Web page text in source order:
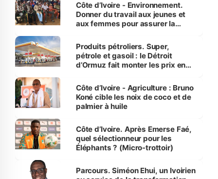
Côte d’Ivoire - Environnement.
Donner du travail aux jeunes et
aux femmes pour assurer la
menacées
Produits pétroliers. Super,
pétrole et gasoil : le Détroit
d’Ormuz fait monter les prix en
Côte d’Ivoire - Agriculture : Bruno
Koné cible les noix de coco et de
palmier à huile
Côte d’Ivoire. Après Emerse Faé,
quel sélectionneur pour les
Éléphants ? (Micro-trottoir)
Parcours. Siméon Ehui, un Ivoirien